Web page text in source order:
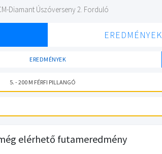
Diamant Úszóverseny 2. Forduló
EREDMÉNYEK
EREDMÉNYEK
5. - 200 M FÉRFI PILLANGÓ
elérhető futameredmény